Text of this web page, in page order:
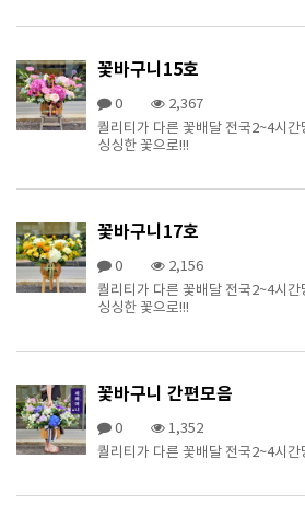
꽃바구니15호
0
2,367
퀄리티가 다른 꽃배달 전국2~4시
싱싱한 꽃으로!!!
꽃바구니17호
0
2,156
퀄리티가 다른 꽃배달 전국2~4시
싱싱한 꽃으로!!!
꽃바구니 간편모음
0
1,352
퀄리티가 다른 꽃배달 전국2~4시간